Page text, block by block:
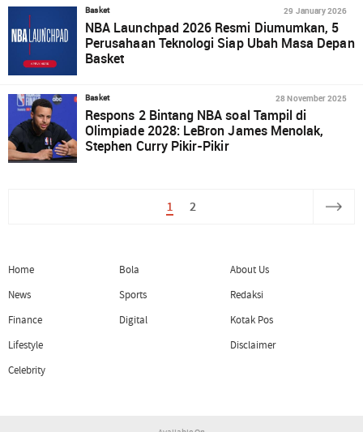
Basket 29 January 2026
NBA Launchpad 2026 Resmi Diumumkan, 5
Perusahaan Teknologi Siap Ubah Masa Depan
Basket
Basket 28 November 2025
Respons 2 Bintang NBA soal Tampil di
Olimpiade 2028: LeBron James Menolak,
Stephen Curry Pikir-Pikir
1 2
Home
News
Finance
Lifestyle
Celebrity
Bola
Sports
Digital
About Us
Redaksi
Kotak Pos
Disclaimer